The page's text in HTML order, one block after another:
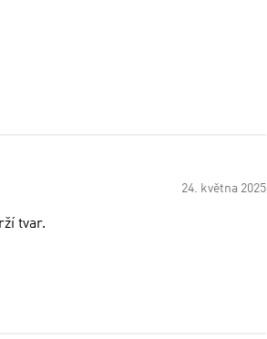
24. května 2025
tvar.